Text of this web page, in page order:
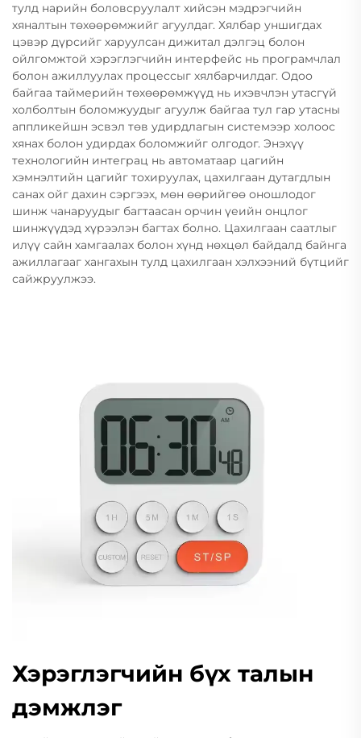
тулд нарийн боловсруулалт хийсэн мэдрэгчийн
хяналтын төхөөрөмжийг агуулдаг. Хялбар уншигдах
цэвэр дүрсийг харуулсан дижитал дэлгэц болон
ойлгомжтой хэрэглэгчийн интерфейс нь програмчлал
болон ажиллуулах процессыг хялбарчилдаг. Одоо
байгаа таймерийн төхөөрөмжүүд нь ихэвчлэн утасгүй
холболтын боломжуудыг агуулж байгаа тул гар утасны
аппликейшн эсвэл төв удирдлагын системээр холоос
хянах болон удирдах боломжийг олгодог. Энэхүү
технологийн интеграц нь автоматаар цагийн
хэмнэлтийн цагийг тохируулах, цахилгаан дутагдлын
санах ойг дахин сэргээх, мөн өөрийгөө оношлодог
шинж чанаруудыг багтаасан орчин үеийн онцлог
шинжүүдэд хүрээлэн багтах болно. Цахилгаан саатлыг
илүү сайн хамгаалах болон хүнд нөхцөл байдалд байнга
ажиллагааг хангахын тулд цахилгаан хэлхээний бүтцийг
сайжруулжээ.
Хэрэглэгчийн бүх талын
дэмжлэг